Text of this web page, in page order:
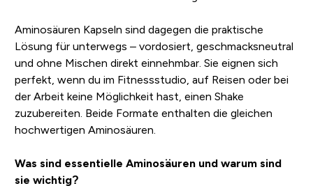
Aminosäuren Kapseln sind dagegen die praktische
Lösung für unterwegs – vordosiert, geschmacksneutral
und ohne Mischen direkt einnehmbar. Sie eignen sich
perfekt, wenn du im Fitnessstudio, auf Reisen oder bei
der Arbeit keine Möglichkeit hast, einen Shake
zuzubereiten. Beide Formate enthalten die gleichen
hochwertigen Aminosäuren.
Was sind essentielle Aminosäuren und warum sind
sie wichtig?